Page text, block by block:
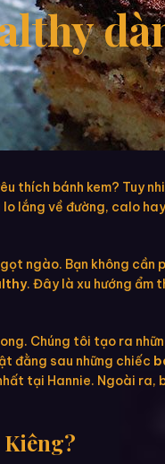
bánh kem? Tuy
lắng về đường, calo
ngào. Bạn không
. Đây là xu hướng ẩm
Chúng tôi tạo ra
đằng sau những chiếc
tại Hannie. Ngoài